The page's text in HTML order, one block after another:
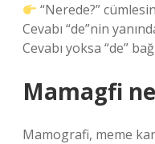
“Nerede?”
Cevabı “de”nin
Cevabı yoksa “de”
Mamagfi
Mamografi, meme